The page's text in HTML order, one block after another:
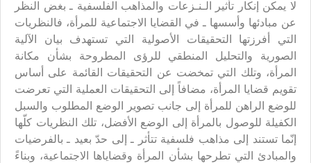
لا يمكن إنكار تأثير الـنـزعات والمذاهب الفلسفية ـ بغض النظر
عن مبادئها وأسسها ـ في القضايا الاجتماعية للمرأة، فالنظريات
التي أفرزتها التحقيقات الأصولية التي تستهدف بيان الآلية
الصورية والتحليل المنطقي للرؤى المطروحة بشأن مكانة
المرأة، وتلك التي تمخضت عن التحقيقات القائمة على أساس
تقويم قضايا المرأة، مضافاً إلى التحقيقات العملية التي تعرضت
للوضع الراهن للمرأة إلى جانب تصوير الوضع المطلوب والسبل
الكفيلة للوصول بالمرأة إلى الوضع الأفضل، تلك النظريات كلّها
إنّما تستند إلى مذاهب فلسفية تتأثر ـ إلى حدّ بعيد ـ بالفرضيات
والمبادئ التي تطرحها بشأن المرأة وقضاياها الاجتماعية، وبناءً